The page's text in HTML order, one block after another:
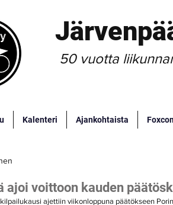
50 vuotta
Kalenteri Ajankohtaista
ajoi voittoon kauden
ajettiin viikonloppuna päätökseen